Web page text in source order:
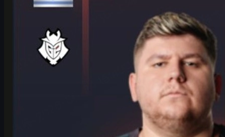
G2 HeavyGod의 IEM 쾰른 메이저 플레이오프 인터뷰와 준비 루
틴, 팀 전략, 멘탈 관리, 그리고 CS2 스킨을 즐기는 법까지 한 번
에 정리했습니다.
6월 17, 2026